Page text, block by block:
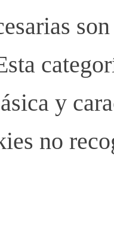
y
no